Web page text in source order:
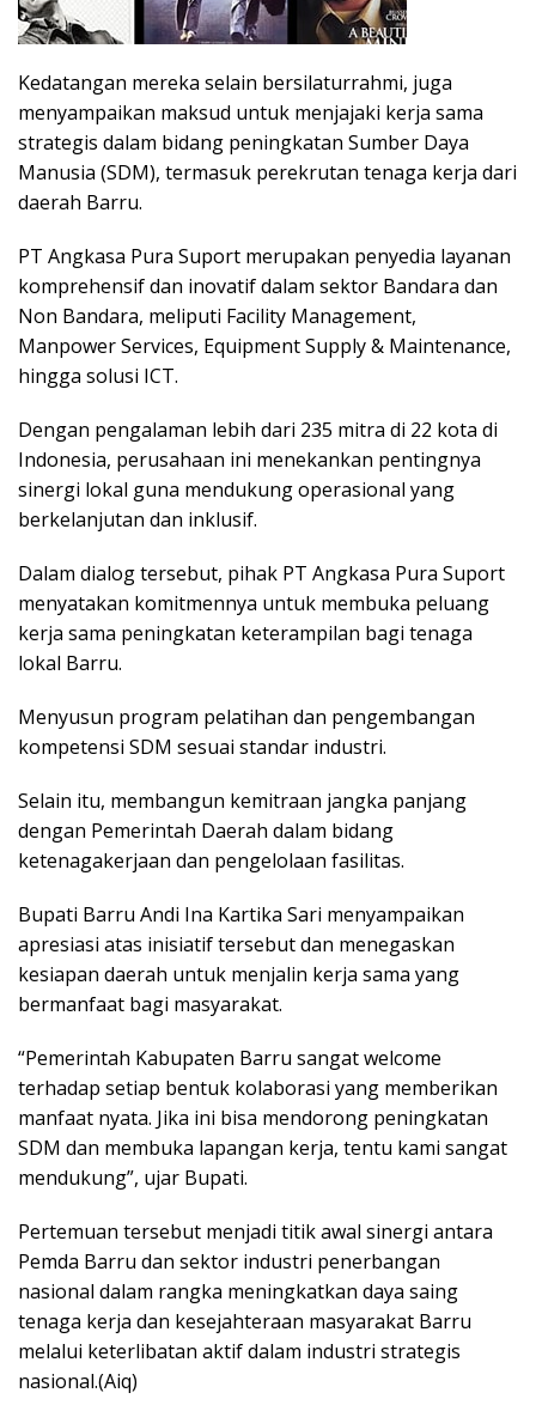
Kedatangan mereka selain bersilaturrahmi, juga
menyampaikan maksud untuk menjajaki kerja sama
strategis dalam bidang peningkatan Sumber Daya
Manusia (SDM), termasuk perekrutan tenaga kerja dari
daerah Barru.
PT Angkasa Pura Suport merupakan penyedia layanan
komprehensif dan inovatif dalam sektor Bandara dan
Non Bandara, meliputi Facility Management,
Manpower Services, Equipment Supply & Maintenance,
hingga solusi ICT.
Dengan pengalaman lebih dari 235 mitra di 22 kota di
Indonesia, perusahaan ini menekankan pentingnya
sinergi lokal guna mendukung operasional yang
berkelanjutan dan inklusif.
Dalam dialog tersebut, pihak PT Angkasa Pura Suport
menyatakan komitmennya untuk membuka peluang
kerja sama peningkatan keterampilan bagi tenaga
lokal Barru.
Menyusun program pelatihan dan pengembangan
kompetensi SDM sesuai standar industri.
Selain itu, membangun kemitraan jangka panjang
dengan Pemerintah Daerah dalam bidang
ketenagakerjaan dan pengelolaan fasilitas.
Bupati Barru Andi Ina Kartika Sari menyampaikan
apresiasi atas inisiatif tersebut dan menegaskan
kesiapan daerah untuk menjalin kerja sama yang
bermanfaat bagi masyarakat.
“Pemerintah Kabupaten Barru sangat welcome
terhadap setiap bentuk kolaborasi yang memberikan
manfaat nyata. Jika ini bisa mendorong peningkatan
SDM dan membuka lapangan kerja, tentu kami sangat
mendukung”, ujar Bupati.
Pertemuan tersebut menjadi titik awal sinergi antara
Pemda Barru dan sektor industri penerbangan
nasional dalam rangka meningkatkan daya saing
tenaga kerja dan kesejahteraan masyarakat Barru
melalui keterlibatan aktif dalam industri strategis
nasional.(Aiq)